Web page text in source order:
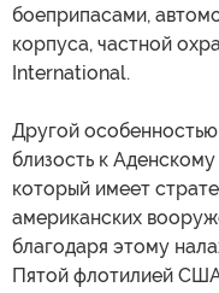
боеприпасами,
корпуса, частной
International.
Другой
близость к
который имеет
американских
благодаря этому
Пятой флотилией